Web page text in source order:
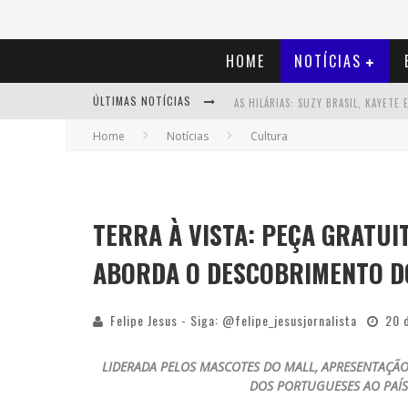
HOME NOTÍCIAS
ÚLTIMAS NOTÍCIAS
Home Notícias Cultura
TERRA À VISTA: PEÇA
ABORDA O DESCOBRIMENTO
Felipe Jesus - Siga: @felipe_jesusjornalista 20
LIDERADA PELOS MASCOTES DO MALL,
DOS PORTUGUESES AO